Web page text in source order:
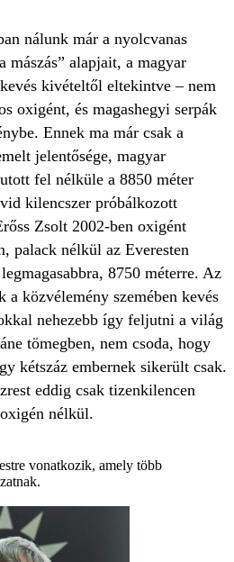
nálunk már a nyolcvanas
mászás” alapjait, a magyar
kivételtől eltekintve – nem
oxigént, és magashegyi serpák
Ennek ma már csak a
jelentősége, magyar
fel nélküle a 8850 méter
kilencszer próbálkozott
Zsolt 2002-ben oxigént
palack nélkül az Everesten
8750 méterre. Az
a közvélemény szemében kevés
nehezebb így feljutni a világ
tömegben, nem csoda, hogy
kétszáz embernek sikerült csak.
eddig csak tizenkilencen
nélkül.
vonatkozik, amely több